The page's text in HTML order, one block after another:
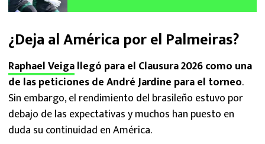
¿Deja al América por el Palmeiras?
Raphael Veigallegó para el Clausura 2026 como una
de las peticiones de André Jardine para el torneo.
Sin embargo, el rendimiento del brasileño estuvo por
debajo de las expectativas y muchos han puesto en
duda su continuidad en América.